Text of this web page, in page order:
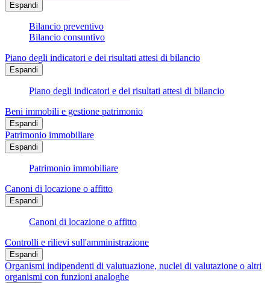
Espandi
Bilancio preventivo
Bilancio consuntivo
Piano degli indicatori e dei risultati attesi di bilancio
Espandi
Piano degli indicatori e dei risultati attesi di bilancio
Beni immobili e gestione patrimonio
Espandi
Patrimonio immobiliare
Espandi
Patrimonio immobiliare
Canoni di locazione o affitto
Espandi
Canoni di locazione o affitto
Controlli e rilievi sull'amministrazione
Espandi
Organismi indipendenti di valutuazione, nuclei di valutazione o altri
organismi con funzioni analoghe